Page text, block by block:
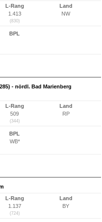
L-Rang
1.413
(830)
Land
NW
BPL
- nördl. Bad Marienberg
L-Rang
509
(344)
Land
RP
BPL
WB*
L-Rang
1.137
(724)
Land
BY